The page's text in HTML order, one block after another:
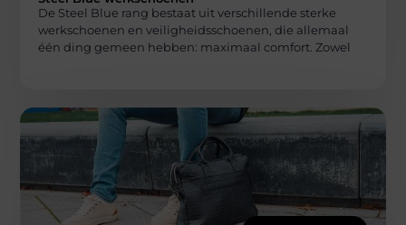
De Steel Blue rang bestaat uit verschillende sterke
werkschoenen en veiligheidsschoenen, die allemaal
één ding gemeen hebben: maximaal comfort. Zowel